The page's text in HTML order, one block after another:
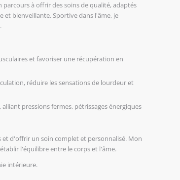
parcours à offrir des soins de qualité, adaptés
et bienveillante. Sportive dans l'âme, je
et favoriser une récupération en
réduire les sensations de lourdeur et
pressions fermes, pétrissages énergiques
d'offrir un soin complet et personnalisé. Mon
l'équilibre entre le corps et l'âme.
intérieure.